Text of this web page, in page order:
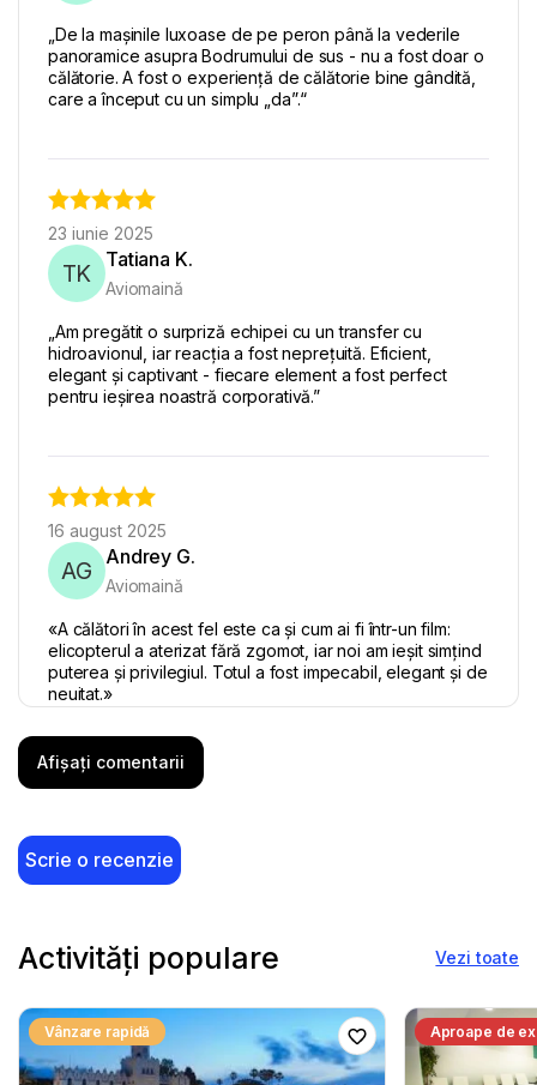
„De la mașinile luxoase de pe peron până la vederile
panoramice asupra Bodrumului de sus - nu a fost doar o
călătorie. A fost o experiență de călătorie bine gândită,
care a început cu un simplu „da”.“
23 iunie 2025
TK
Tatiana K.
Aviomaină
„Am pregătit o surpriză echipei cu un transfer cu
hidroavionul, iar reacția a fost neprețuită. Eficient,
elegant și captivant - fiecare element a fost perfect
pentru ieșirea noastră corporativă.”
16 august 2025
AG
Andrey G.
Aviomaină
«A călători în acest fel este ca și cum ai fi într-un film:
elicopterul a aterizat fără zgomot, iar noi am ieșit simțind
puterea și privilegiul. Totul a fost impecabil, elegant și de
neuitat.»
TM
Tammie M.
Aviomaină
to Face Travel a făcut acest lucru posibil pentru mine!
Datorită serviciului lor de transfer cu elicopterul de lux,
stres. Totul a fost organizat impecabil – de la programare
până la zborul propriu-zis. Dacă căutați transferuri
rapide, sigure și exclusive cu elicopterul din Bodrum sau
din alte destinații, Face to Face Travel este alegerea
Afișați comentarii
Scrie o recenzie
Activități populare Vezi toate
Vânzare rapidă Aproape de